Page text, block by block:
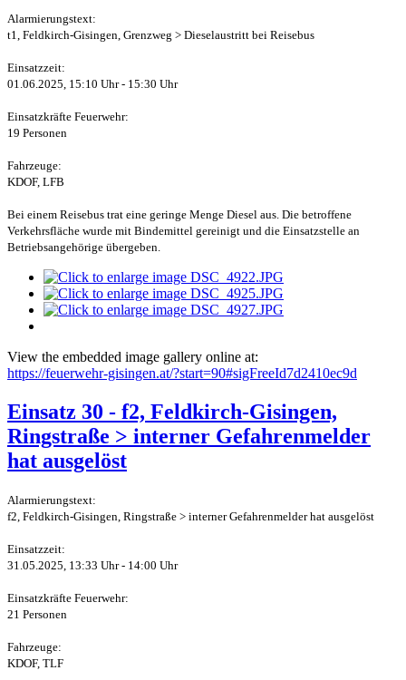
Alarmierungstext:
t1, Feldkirch-Gisingen, Grenzweg > Dieselaustritt bei Reisebus
Einsatzzeit:
01.06.2025, 15:10 Uhr - 15:30 Uhr
Einsatzkräfte Feuerwehr:
19 Personen
Fahrzeuge:
KDOF, LFB
Bei einem Reisebus trat eine geringe Menge Diesel aus. Die betroffene
Verkehrsfläche wurde mit Bindemittel gereinigt und die Einsatzstelle an
Betriebsangehörige übergeben.
View the embedded image gallery online at:
https://feuerwehr-gisingen.at/?start=90#sigFreeId7d2410ec9d
Einsatz 30 - f2, Feldkirch-Gisingen,
Ringstraße > interner Gefahrenmelder
hat ausgelöst
Alarmierungstext:
f2, Feldkirch-Gisingen, Ringstraße > interner Gefahrenmelder hat ausgelöst
Einsatzzeit:
31.05.2025, 13:33 Uhr - 14:00 Uhr
Einsatzkräfte Feuerwehr:
21 Personen
Fahrzeuge:
KDOF, TLF